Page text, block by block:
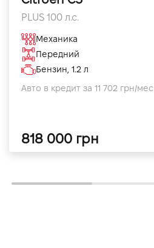
PLUS 100 л.с.
Механика
Передний
Бензин, 1.2 л
Авто в кредит за 11 702 грн/мес
818 000 грн